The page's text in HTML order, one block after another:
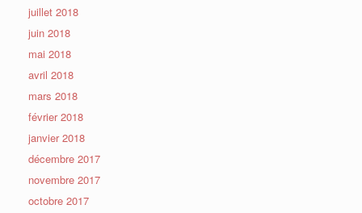
juillet 2018
juin 2018
mai 2018
avril 2018
mars 2018
février 2018
janvier 2018
décembre 2017
novembre 2017
octobre 2017